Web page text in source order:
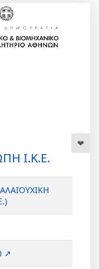
Ι.Κ.Ε.
↗